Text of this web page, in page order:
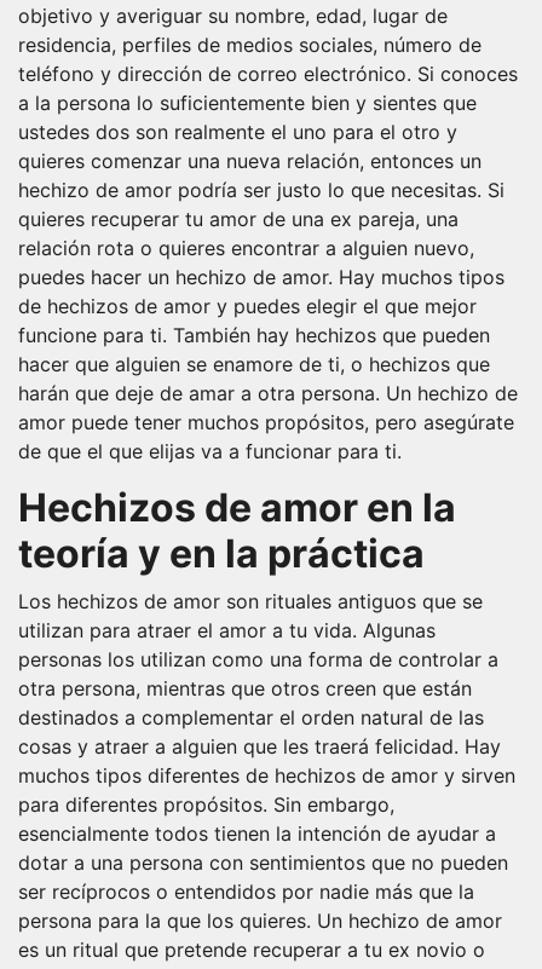
objetivo y averiguar su nombre, edad, lugar de
residencia, perfiles de medios sociales, número de
teléfono y dirección de correo electrónico. Si conoces
a la persona lo suficientemente bien y sientes que
ustedes dos son realmente el uno para el otro y
quieres comenzar una nueva relación, entonces un
hechizo de amor podría ser justo lo que necesitas. Si
quieres recuperar tu amor de una ex pareja, una
relación rota o quieres encontrar a alguien nuevo,
puedes hacer un hechizo de amor. Hay muchos tipos
de hechizos de amor y puedes elegir el que mejor
funcione para ti. También hay hechizos que pueden
hacer que alguien se enamore de ti, o hechizos que
harán que deje de amar a otra persona. Un hechizo de
amor puede tener muchos propósitos, pero asegúrate
de que el que elijas va a funcionar para ti.
Hechizos de amor en la
teoría y en la práctica
Los hechizos de amor son rituales antiguos que se
utilizan para atraer el amor a tu vida. Algunas
personas los utilizan como una forma de controlar a
otra persona, mientras que otros creen que están
destinados a complementar el orden natural de las
cosas y atraer a alguien que les traerá felicidad. Hay
muchos tipos diferentes de hechizos de amor y sirven
para diferentes propósitos. Sin embargo,
esencialmente todos tienen la intención de ayudar a
dotar a una persona con sentimientos que no pueden
ser recíprocos o entendidos por nadie más que la
persona para la que los quieres. Un hechizo de amor
es un ritual que pretende recuperar a tu ex novio o